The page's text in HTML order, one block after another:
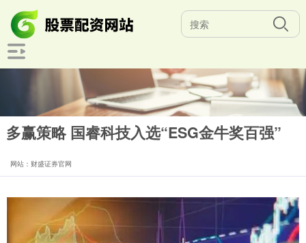
多赢策略 国睿科技入选“ESG金牛奖百强”
网站：财盛证券官网